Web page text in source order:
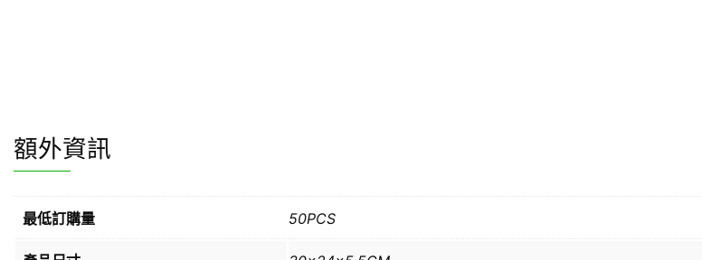
額外資訊
最低訂購量 50PCS